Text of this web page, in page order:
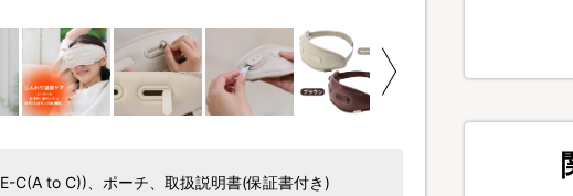
C(A to C))、ポーチ、取扱説明書(保証書付き)